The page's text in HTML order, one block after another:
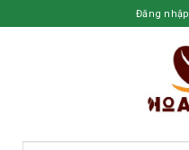
Đăng nhập